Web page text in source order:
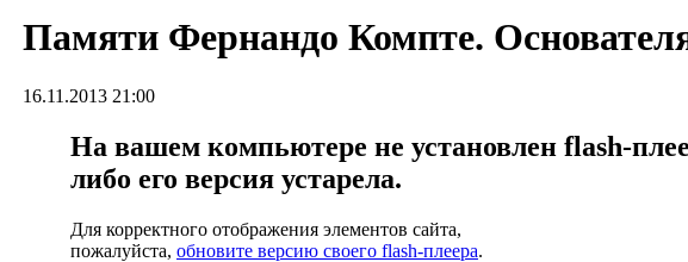
Памяти Фернандо Компте.
16.11.2013 21:00
На вашем компьютере не установлен flash-
либо его версия устарела.
Для корректного отображения элементов сайта,
пожалуйста, обновите версию своего flash-плеера.